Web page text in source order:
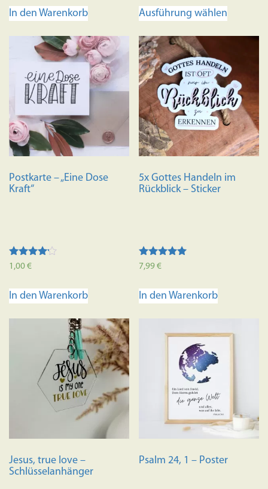
In den Warenkorb Ausführung wählen
auf.
Die
können
auf
der
gewählt
Postkarte – „Eine Dose
Kraft“
Bewertet
von 5
1,00€
In den Warenkorb
5x Gottes Handeln im
Rückblick – Sticker
Bewertet mit
7,99€
In den Warenkorb
Jesus, true love –
Schlüsselanhänger
Psalm 24, 1 – Poster